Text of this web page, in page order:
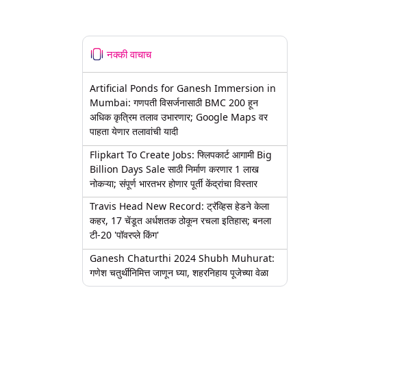
नक्की वाचाच
Artificial Ponds for Ganesh Immersion in
Mumbai: गणपती विसर्जनासाठी BMC 200 हून
अधिक कृत्रिम तलाव उभारणार; Google Maps वर
पाहता येणार तलावांची यादी
Flipkart To Create Jobs: फ्लिपकार्ट आगामी Big
Billion Days Sale साठी निर्माण करणार 1 लाख
नोकऱ्या; संपूर्ण भारतभर होणार पूर्ती केंद्रांचा विस्तार
Travis Head New Record: ट्रॅव्हिस हेडने केला
कहर, 17 चेंडूत अर्धशतक ठोकून रचला इतिहास; बनला
टी-20 'पॉवरप्ले किंग'
Ganesh Chaturthi 2024 Shubh Muhurat:
गणेश चतुर्थीनिमित्त जाणून घ्या, शहरनिहाय पूजेच्या वेळा